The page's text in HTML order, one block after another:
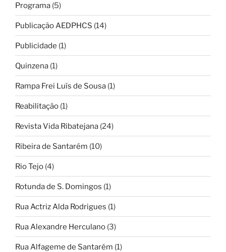
Programa (5)
Publicação AEDPHCS (14)
Publicidade (1)
Quinzena (1)
Rampa Frei Luís de Sousa (1)
Reabilitação (1)
Revista Vida Ribatejana (24)
Ribeira de Santarém (10)
Rio Tejo (4)
Rotunda de S. Domingos (1)
Rua Actriz Alda Rodrigues (1)
Rua Alexandre Herculano (3)
Rua Alfageme de Santarém (1)